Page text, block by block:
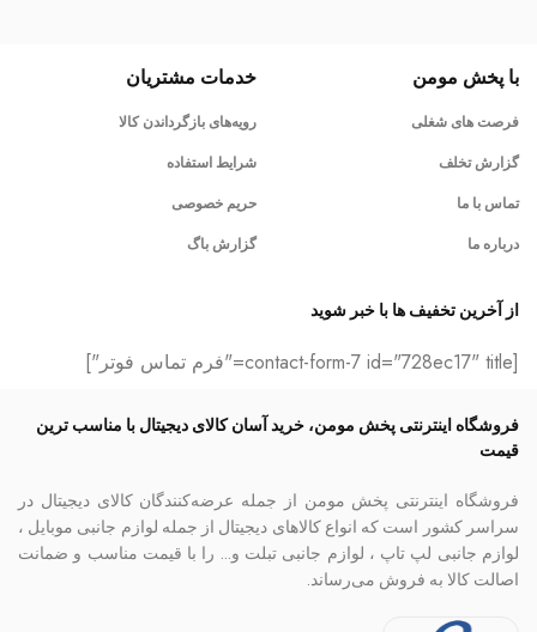
با پخش مومن
فرصت های شغلی
گزارش تخلف
تماس با ما
درباره ما
خدمات مشتریان
رویه‌های بازگرداندن کالا
شرایط استفاده
حریم خصوصی
گزارش باگ
از آخرین تخفیف ها با خبر شوید
[contact-form-7 id="728ec17" title="فرم تماس فوتر"]
فروشگاه اینترنتی پخش مومن، خرید آسان کالای دیجیتال با مناسب ترین
قیمت
فروشگاه اینترنتی پخش مومن از جمله عرضه‌کنندگان کالای دیجیتال در
سراسر کشور است که انواع کالاهای دیجیتال از جمله لوازم جانبی موبایل ،
لوازم جانبی لپ تاپ ، لوازم جانبی تبلت و… را با قیمت مناسب و ضمانت
اصالت کالا به فروش می‌رساند.